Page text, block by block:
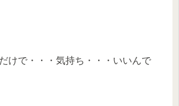
けで・・・気持ち・・・いいんで